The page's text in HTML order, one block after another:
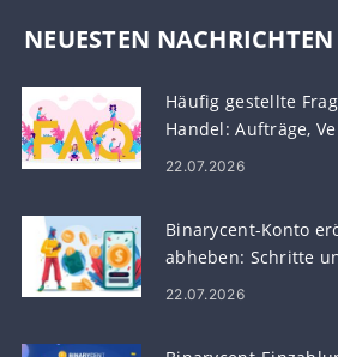
NEUESTEN NACHRICHTEN
Häufig gestellte
Handel: Aufträge,
Ausführung und
22.07.2026
Binarycent-Konto
abheben: Schritte
22.07.2026